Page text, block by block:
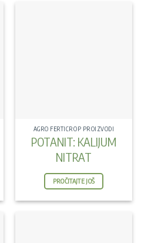
AGRO FERTICROP PROIZVODI
POTANIT: KALIJUM
NITRAT
PROČITAJTE JOŠ